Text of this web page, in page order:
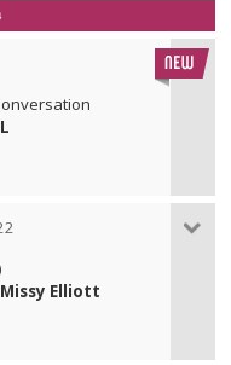
Elliott